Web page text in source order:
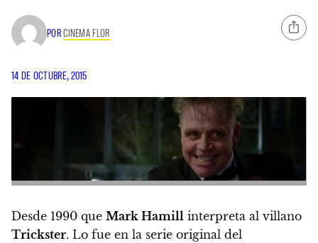
PORCINEMA FLOR
14 DE OCTUBRE, 2015
Desde 1990 que Mark Hamill interpreta al villano
Trickster. Lo fue en la serie original del